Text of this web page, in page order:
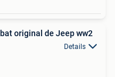
original de Jeep ww2
Details